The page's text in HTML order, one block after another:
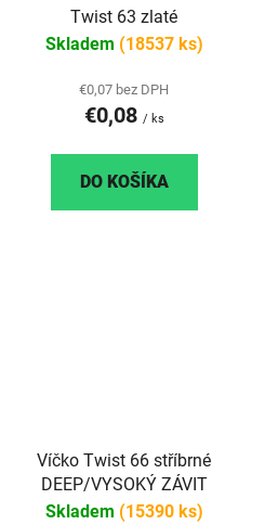
Twist 63 zlaté
Skladem (18537 ks)
€0,07 bez DPH
€0,08 / ks
DO KOŠÍKA
Víčko Twist 66 stříbrné
DEEP/VYSOKÝ ZÁVIT
Skladem (15390 ks)